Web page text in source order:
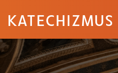
KATECHIZMUS